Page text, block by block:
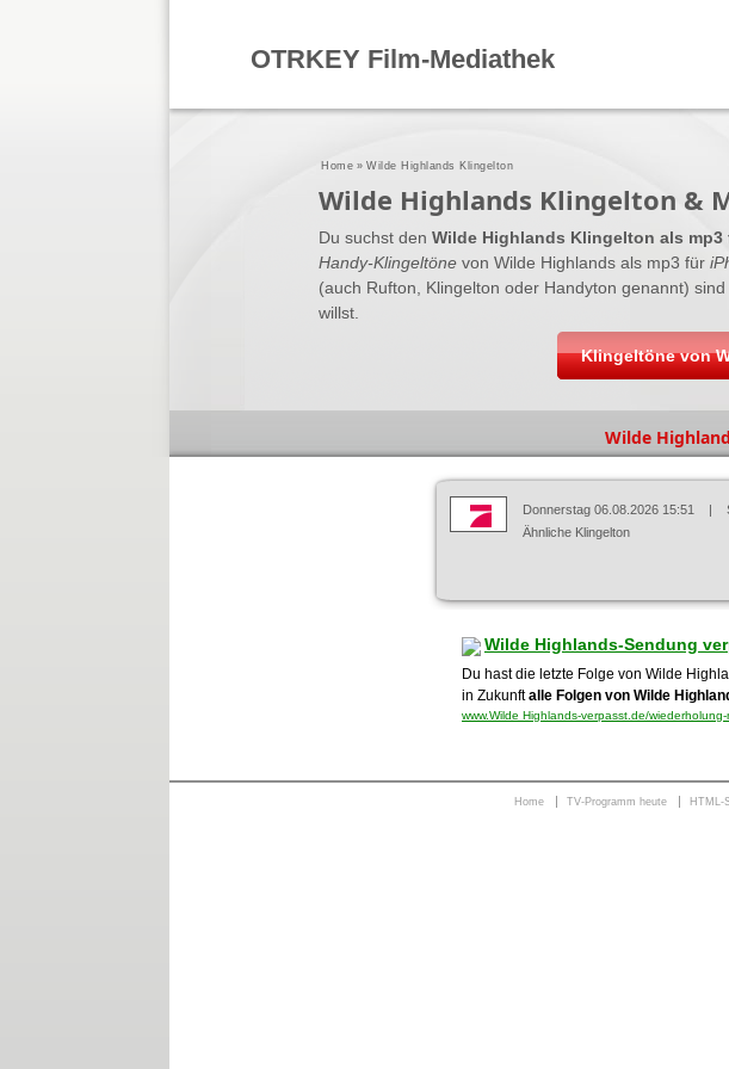
Wilde Highlands Klingelton &
Du suchst den Wilde Highlands Klingelton als mp3
Handy-Klingeltöne von Wilde Highlands als mp3 für
(auch Rufton, Klingelton oder Handyton genannt)
willst.
Klingeltöne von
Wilde
Donnerstag 06.08.2026 15:51 |
Ähnliche Klingelton
Wilde Highlands-Sendung
Du hast die letzte Folge von Wilde
in Zukunftalle Folgen von Wilde
www.Wilde Highlands-verpasst.de/
Home »Wilde Highlands Klingelton
OTRKEY Film-Mediathek
Home TV-Programm heute HTML-